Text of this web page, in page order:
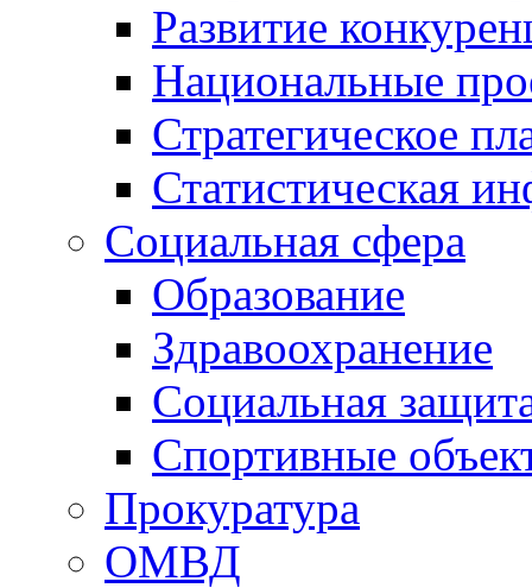
Развитие
Национальные
Стратегическое
Статистическая
Социальная сфера
Образование
Здравоохранение
Социальная
Спортивные
Прокуратура
ОМВД